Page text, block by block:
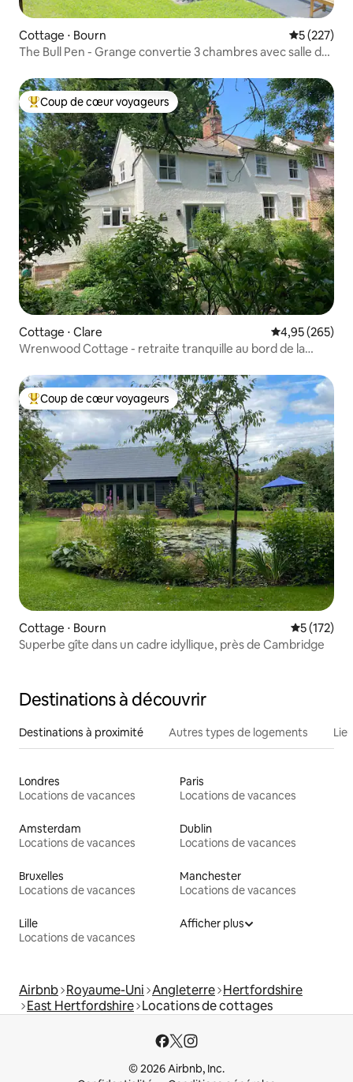
Cottage ⋅ Bourn Évaluation
5 (227)
The Bull Pen - Grange convertie 3 chambres avec salle de
Coups de cœur voyageurs les plus appréciés
Coup de cœur voyageurs
Cottage ⋅ Clare Évaluation
4,95 (265)
Wrenwood Cottage - retraite tranquille au bord de la
Coups de cœur voyageurs les plus appréciés
Coup de cœur voyageurs
Cottage ⋅ Bourn Évaluation
5 (172)
Superbe gîte dans un cadre idyllique, près de Cambridge
Destinations à découvrir
Destinations à proximité Autres types de logements
Londres
Locations de vacances
Paris
Locations de vacances
Amsterdam
Locations de vacances
Dublin
Locations de vacances
Bruxelles
Locations de vacances
Manchester
Locations de vacances
Lille
Locations de vacances
Afficher plus
Airbnb Royaume-Uni Angleterre Hertfordshire
East Hertfordshire Locations de cottages
© 2026 Airbnb, Inc.